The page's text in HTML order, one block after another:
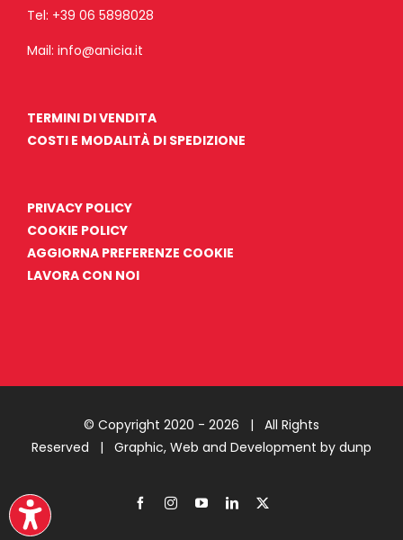
Tel: +39 06 5898028
Mail: info@anicia.it
TERMINI DI VENDITA
COSTI E MODALITÀ DI SPEDIZIONE
PRIVACY POLICY
COOKIE POLICY
AGGIORNA PREFERENZE COOKIE
LAVORA CON NOI
© Copyright 2020 - 2026 | All Rights
Reserved | Graphic, Web and Development by dunp
FacebookInstagramYouTubeLinkedIn